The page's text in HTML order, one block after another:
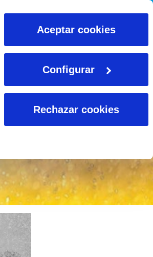
Aceptar cookies
Configurar
Rechazar cookies